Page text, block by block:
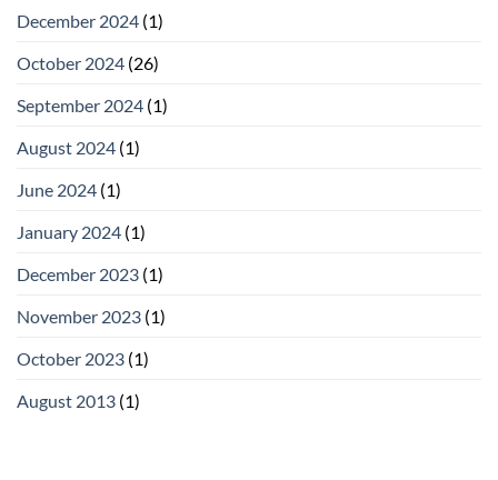
December 2024 (1)
October 2024 (26)
September 2024 (1)
August 2024 (1)
June 2024 (1)
January 2024 (1)
December 2023 (1)
November 2023 (1)
October 2023 (1)
August 2013 (1)